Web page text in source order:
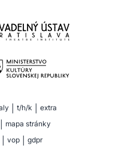
t/h/k
extra
mapa stránky
vop gdpr